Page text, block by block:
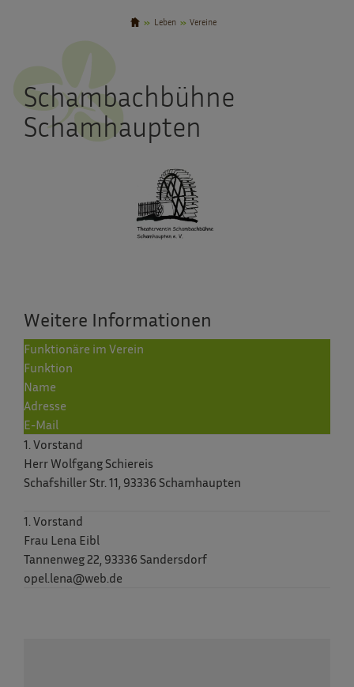
Leben Vereine
Schambachbühne
Schamhaupten
Weitere Informationen
Funktionäre im Verein
Funktion
Name
Adresse
E-Mail
1. Vorstand
Herr Wolfgang Schiereis
Schafshiller Str. 11, 93336 Schamhaupten
1. Vorstand
Frau Lena Eibl
Tannenweg 22, 93336 Sandersdorf
opel.lena@web.de